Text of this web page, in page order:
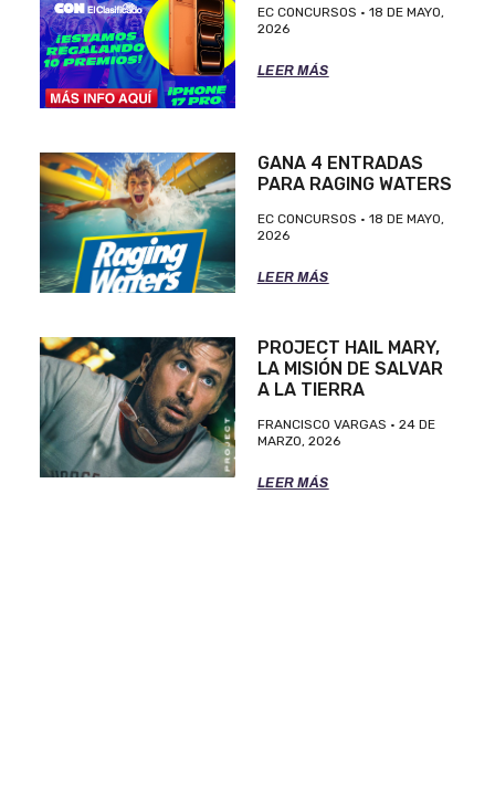
EC CONCURSOS
18 DE MAYO,
2026
LEER MÁS
GANA 4 ENTRADAS
PARA RAGING WATERS
EC CONCURSOS
18 DE MAYO,
2026
LEER MÁS
PROJECT HAIL MARY,
LA MISIÓN DE SALVAR
A LA TIERRA
FRANCISCO VARGAS
24 DE
MARZO, 2026
LEER MÁS